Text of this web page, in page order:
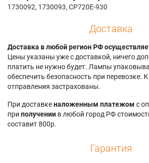
Elux EX2020
Everest HD-U61
Geha Compact 238
Geha Compact 238L
Geha Compact
238W
Geha Compact 239
Dialog
Mitsubishi LVP-
Mitsubishi LVP-SL4U
Mitsubishi LVP-XL4U
Mitsubishi LVP-XL8U
Mitsubishi SL4
Mitsubishi SL4HT
ColorView
Mitsubishi SL4SU
Mitsubishi SL4SU
1730092, 1730093, CP720E-930
Доставка
Доставка в любой регион РФ
Цены указаны уже с доставкой, ничего
платить не нужно будет. Лампы
обеспечить безопасность при перевозке.
отправления застрахованы.
При доставкеналоженным платежом с
при получении в любой город РФ
составит 800р.
Гарантия